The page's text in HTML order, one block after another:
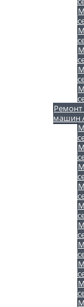
Ремонт
машин